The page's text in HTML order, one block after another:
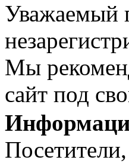
Уважаемый
Мы
сайт под